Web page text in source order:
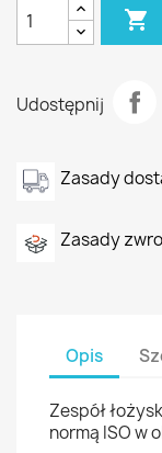

Udostępnij
Zasady
Zasady
Opis
Zespół
normą ISO w